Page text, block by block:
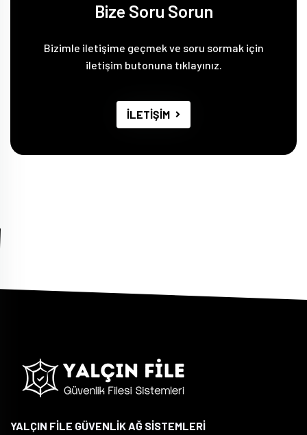
Bize Soru Sorun
Bizimle iletişime geçmek ve soru sormak için
iletişim butonuna tıklayınız.
İLETİŞİM
YALÇIN FİLE GÜVENLİK AĞ SİSTEMLERİ